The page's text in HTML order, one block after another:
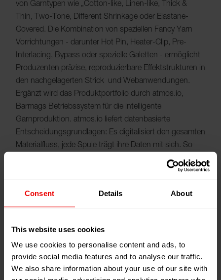
Consent Details About
This website uses cookies
We use cookies to personalise content and ads, to
provide social media features and to analyse our traffic.
We also share information about your use of our site with
von Garntypen wie „Cotton-like, Linen-like, Thick &
Thin, Two-Tone, Different Shrinkage oder Elastane-
Covered. Die Kombination von speziellen Fancy Yarn
Vorrichtungen - darunter Hot Pin, Heater-Clip, Pre-
Interlacing, Bypass oder spezielle Galetten - ermöglicht
Produzenten präzise, reproduzierbare Effektstrukturen in
den nachgelagerten Strick und Webanwendungen.
Ergänzt wird das Produktportfolio durch atmos.io,
Barmags Betriebssystem für die intelligente
Garnproduktion. atmos.io liefert datenbasierte
Entscheidungsgrundlagen: Es digitalisiert den gesamten
Materialfluss, jede Spule trägt ihre Daten mit sich. So
können Garnhersteller jederzeit gezielt in die Produktion
Die Texturiermaschinen von Barmag überzeugen
Fancy-Anwendungen eine konstant hohe Garnqualität
sicherzustellen. Die Anlagen garantieren eine stabile
Kräuselcharakteristik, exzellente Gleichmäßigkeit sowie